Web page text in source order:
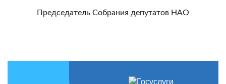
Председатель Собрания депутатов НАО